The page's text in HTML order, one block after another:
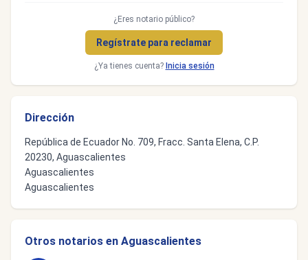
¿Eres notario público?
Regístrate para reclamar
¿Ya tienes cuenta? Inicia sesión
Dirección
República de Ecuador No. 709, Fracc. Santa Elena, C.P.
20230, Aguascalientes
Aguascalientes
Aguascalientes
Otros notarios en Aguascalientes